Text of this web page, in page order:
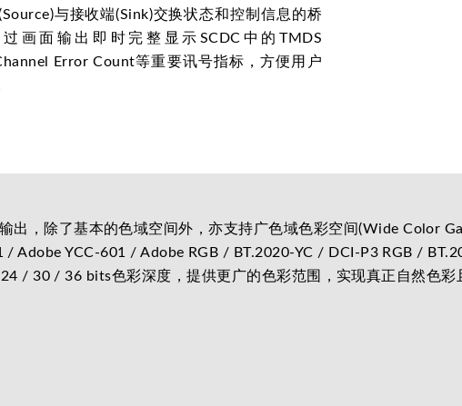
与接收端(Sink)交换状态和控制信息的桥
画面输出即时完整显示SCDC中的TMDS
Error Count等重要讯号指标，方便用户
出，除了基本的色域空间外，亦支持广色域色彩空间(Wide Color
/ Adobe YCC-601 / Adobe RGB / BT.2020-YC / DCI-P3 RGB /
/ 30 / 36 bits色彩深度，提供更广的色彩范围，实现真正自然色